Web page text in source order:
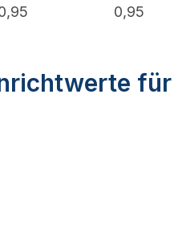
0,95
für